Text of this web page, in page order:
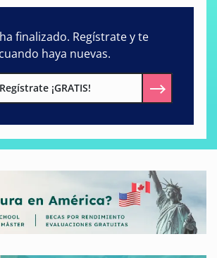
finalizado. Regístrate y te
haya nuevas.
Regístrate ¡GRATIS!